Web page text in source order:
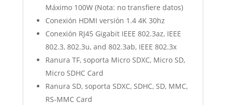
Máximo 100W (Nota: no transfiere datos)
Conexión HDMI versión 1.4 4K 30hz
Conexión RJ45 Gigabit IEEE 802.3az, IEEE
802.3, 802.3u, and 802.3ab, IEEE 802.3x
Ranura TF, soporta Micro SDXC, Micro SD,
Micro SDHC Card
Ranura SD, soporta SDXC, SDHC, SD, MMC,
RS-MMC Card